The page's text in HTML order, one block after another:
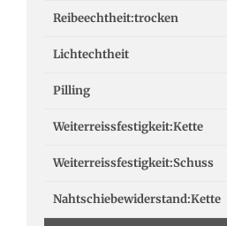
Reibeechtheit:trocken
Lichtechtheit
Pilling
Weiterreissfestigkeit:Kette
Weiterreissfestigkeit:Schuss
Nahtschiebewiderstand:Kette